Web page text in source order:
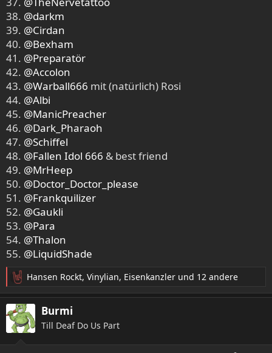
38. @darkm
39. @Cirdan
40. @Bexham
41. @Preparatör
42. @Accolon
43. @Warball666 mit (natürlich) Rosi
44. @Albi
45. @ManicPreacher
46. @Dark_Pharaoh
47. @Schiffel
48. @Fallen Idol 666 & best friend
49. @MrHeep
50. @Doctor_Doctor_please
51. @Frankquilizer
52. @Gaukli
53. @Para
54. @Thalon
55. @LiquidShade
R
e
a
k
t
Hansen Rockt, Vinylian, Eisenkanzler und 12 andere
Burmi
Till Deaf Do Us Part